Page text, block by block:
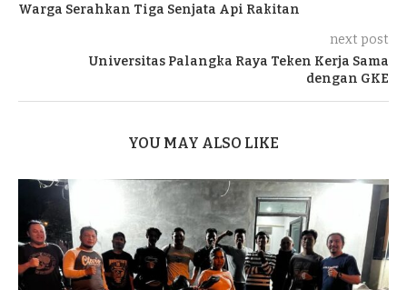
Warga Serahkan Tiga Senjata Api Rakitan
next post
Universitas Palangka Raya Teken Kerja Sama
dengan GKE
YOU MAY ALSO LIKE